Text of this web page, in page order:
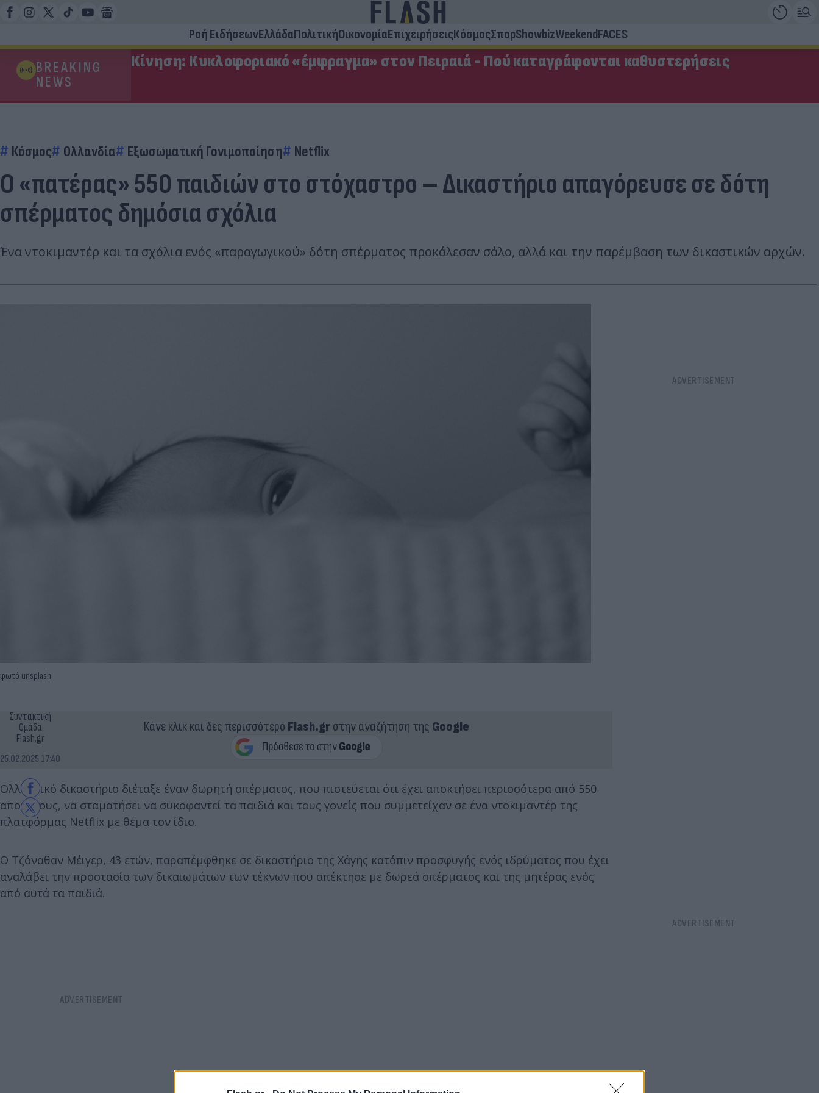
Ροή ΕιδήσεωνΕλλάδαΠολιτικήΟικονομίαΕπιχειρήσειςΚόσμοςΣπορShowbizWeekendFACES
BREAKING
NEWS
Κίνηση: Κυκλοφοριακό «έμφραγμα» στον Πειραιά - Πού καταγράφονται καθυστερήσεις
Κόσμος Ολλανδία Εξωσωματική Γονιμοποίηση Netflix
Ο «πατέρας» 550 παιδιών στο στόχαστρο – Δικαστήριο απαγόρευσε σε δότη
σπέρματος δημόσια σχόλια
Ένα ντοκιμαντέρ και τα σχόλια ενός «παραγωγικού» δότη σπέρματος προκάλεσαν σάλο, αλλά και την παρέμβαση των δικαστικών αρχών.
φωτό unsplash
Συντακτική
Ομάδα
Flash.gr
25.02.2025 17:40
Κάνε κλικ και δες περισσότερο Flash.grστην αναζήτηση της Google
Ολλανδικό δικαστήριο διέταξε έναν δωρητή σπέρματος, που πιστεύεται ότι έχει αποκτήσει περισσότερα από 550
απογόνους, να σταματήσει να συκοφαντεί τα παιδιά και τους γονείς που συμμετείχαν σε ένα ντοκιμαντέρ της
πλατφόρμας Netflix με θέμα τον ίδιο.
Ο Τζόναθαν Μέιγερ, 43 ετών, παραπέμφθηκε σε δικαστήριο της Χάγης κατόπιν προσφυγής ενός ιδρύματος που έχει
αναλάβει την προστασία των δικαιωμάτων των τέκνων που απέκτησε με δωρεά σπέρματος και της μητέρας ενός
από αυτά τα παιδιά.